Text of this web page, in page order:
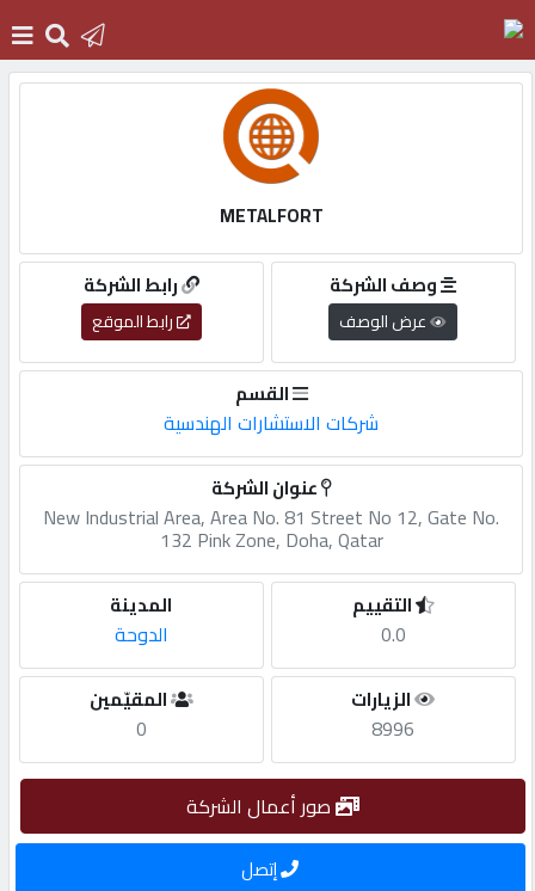
التسجيل
English
أضف
اعلانك
مطلوب
طلب
الاحصائيات
الأقسام
METALFORT
رابط الشركة
رابط الموقع
وصف الشركة
عرض الوصف
القسم
شركات الاستشارات الهندسية
عنوان الشركة
New Industrial Area, Area No. 81 Street No 12, Gate No.
132 Pink Zone, Doha, Qatar
المدينة
الدوحة
التقييم
0.0
المقيّمين
0
الزيارات
8996
صور أعمال الشركة
إتصل